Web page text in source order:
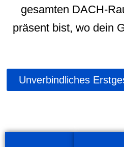
gesamten DACH-
präsent bist, wo dein
Unverbindliches